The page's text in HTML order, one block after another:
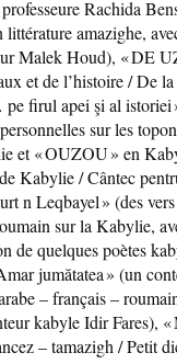
Rachida
littérature amazighe,
Malek Houd), « DE
et de l’histoire / De
firul apei şi al istoriei
sur les
et « OUZOU » en
Kabylie / Cântec
n Leqbayel » (des
sur la Kabylie,
de quelques poètes
jumătatea » (un
– français –
kabyle Idir Fares),
– tamazigh / Petit